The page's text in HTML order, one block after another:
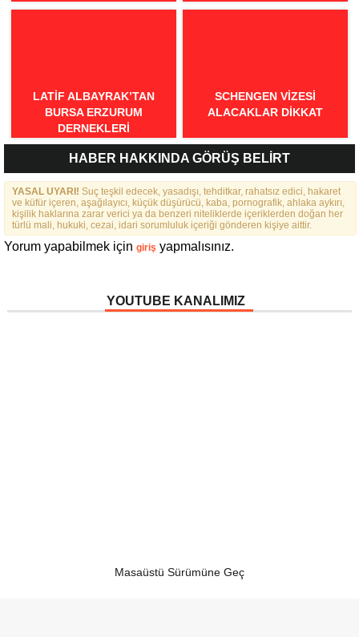
SPOR ÖDÜLLERI’NDE
LATIF ALBAYRAK’TAN
BURSA ERZURUM
DERNEKLERI
FEDERASYONU İÇIN 25
MADDELIK BÜYÜK VIZYON:
“DAHA GÜÇLÜ, DAHA ETKIN,
DAHA KAPSAYICI BIR
FEDERASYON İÇIN YOLA
ÇIKTIK”
SCHENGEN VİZESİ
ALACAKLAR DİKKAT
HABER HAKKINDA GÖRÜŞ BELİRT
YASAL UYARI! Suç teşkil edecek, yasadışı, tehditkar, rahatsız edici, hakaret
ve küfür içeren, aşağılayıcı, küçük düşürücü, kaba, pornografik, ahlaka aykırı,
kişilik haklarına zarar verici ya da benzeri niteliklerde içeriklerden doğan her
türlü mali, hukuki, cezai, idari sorumluluk içeriği gönderen kişiye aittir.
Yorum yapabilmek için giriş yapmalısınız.
YOUTUBE KANALIMIZ
Masaüstü Sürümüne Geç